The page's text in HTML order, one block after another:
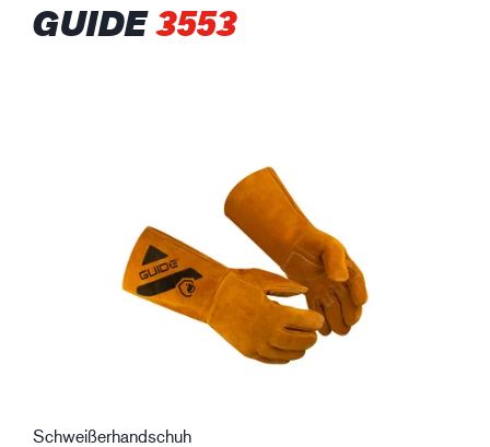
GUIDE3553
Schweißerhandschuh